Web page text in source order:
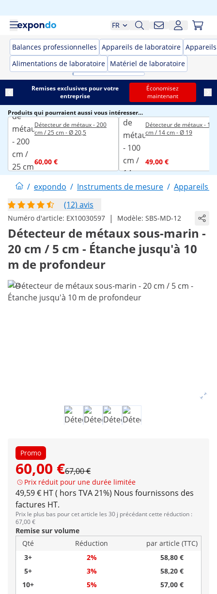
FR
Balances professionnelles Appareils de laboratoire
Alimentations de laboratoire Matériel de laboratoire
Remises exclusives pour votre
entreprise
Économisez
maintenant
Produits qui pourraient aussi vous intéresser…
Détecteur de métaux - 200
cm / 25 cm - Ø 20,5
60,00 €
Détecteur de métaux - 100
cm / 14 cm - Ø 19
49,00 €
/ expondo / Instruments de mesure / Appareils
(12) avis
Numéro d'article: EX10030597 | Modèle: SBS-MD-12
Détecteur de métaux sous-marin -
20 cm / 5 cm - Étanche jusqu'à 10
m de profondeur
1/4
Promo
60,00 €67,00 €
Prix réduit pour une durée limitée
49,59 € HT ( hors TVA 21%) Nous fournissons des
factures HT.
Prix le plus bas pour cet article les 30 j précédant cette réduction :
67,00 €
Remise sur volume
Qté
Réduction
par article (TTC)
3+
2%
58,80 €
5+
3%
58,20 €
10+
5% 57,00 €